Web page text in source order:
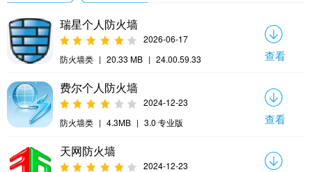
瑞星个人防火墙
2026-06-17
防火墙类 | 20.33 MB | 24.00.59.33 查看
费尔个人防火墙
2024-12-23
防火墙类 | 4.3MB | 3.0 专业版 查看
天网防火墙
2024-12-23